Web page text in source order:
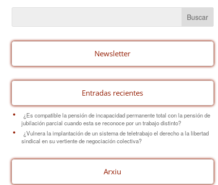
e
b
o
k
e
st
p
ar
tir
Newsletter
Entradas recientes
¿Es compatible la pensión de incapacidad permanente total con la pensión de
jubilación parcial cuando esta se reconoce por un trabajo distinto?
¿Vulnera la implantación de un sistema de teletrabajo el derecho a la libertad
sindical en su vertiente de negociación colectiva?
Arxiu